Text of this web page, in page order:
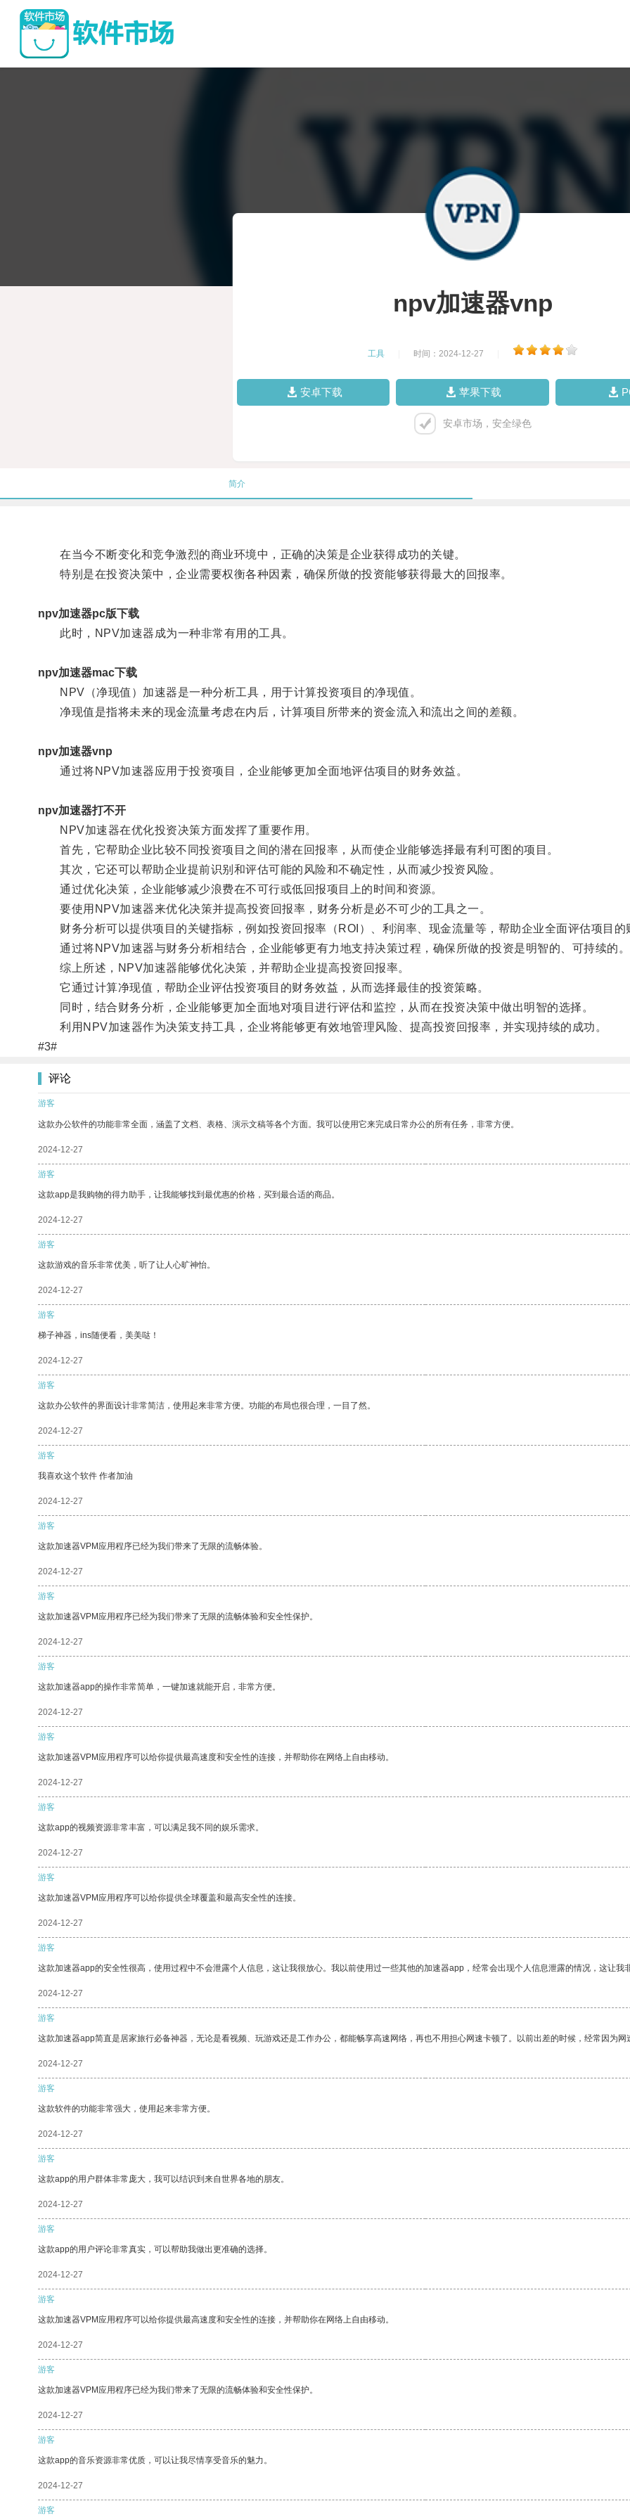
npv加速器vnp
工具 时间：2024-12-27
安卓下载 苹果下载
安卓市场，安全绿色
简介
在当今不断变化和竞争激烈的商业环境中，正确的决策是企业获得成功的关键。
特别是在投资决策中，企业需要权衡各种因素，确保所做的投资能够获得最大的回报率。
npv加速器pc版下载
此时，NPV加速器成为一种非常有用的工具。
npv加速器mac下载
NPV（净现值）加速器是一种分析工具，用于计算投资项目的净现值。
净现值是指将未来的现金流量考虑在内后，计算项目所带来的资金流入和流出之间的差额。
npv加速器vnp
通过将NPV加速器应用于投资项目，企业能够更加全面地评估项目的财务效益。
npv加速器打不开
NPV加速器在优化投资决策方面发挥了重要作用。
首先，它帮助企业比较不同投资项目之间的潜在回报率，从而使企业能够选择最有利可图的项目。
其次，它还可以帮助企业提前识别和评估可能的风险和不确定性，从而减少投资风险。
通过优化决策，企业能够减少浪费在不可行或低回报项目上的时间和资源。
要使用NPV加速器来优化决策并提高投资回报率，财务分析是必不可少的工具之一。
财务分析可以提供项目的关键指标，例如投资回报率（ROI）、利润率、现金流量等，帮助企业全面评估项目的
通过将NPV加速器与财务分析相结合，企业能够更有力地支持决策过程，确保所做的投资是明智的、可持续的。
综上所述，NPV加速器能够优化决策，并帮助企业提高投资回报率。
它通过计算净现值，帮助企业评估投资项目的财务效益，从而选择最佳的投资策略。
同时，结合财务分析，企业能够更加全面地对项目进行评估和监控，从而在投资决策中做出明智的选择。
利用NPV加速器作为决策支持工具，企业将能够更有效地管理风险、提高投资回报率，并实现持续的成功。
#3#
评论
游客
这款办公软件的功能非常全面，涵盖了文档、表格、演示文稿等各个方面。我可以使用它来完成日常办公的所有任务，非常方便。
2024-12-27
游客
这款app是我购物的得力助手，让我能够找到最优惠的价格，买到最合适的商品。
2024-12-27
游客
这款游戏的音乐非常优美，听了让人心旷神怡。
2024-12-27
游客
梯子神器，ins随便看，美美哒！
2024-12-27
游客
这款办公软件的界面设计非常简洁，使用起来非常方便。功能的布局也很合理，一目了然。
2024-12-27
游客
我喜欢这个软件 作者加油
2024-12-27
游客
这款加速器VPM应用程序已经为我们带来了无限的流畅体验。
2024-12-27
游客
这款加速器VPM应用程序已经为我们带来了无限的流畅体验和安全性保护。
2024-12-27
游客
这款加速器app的操作非常简单，一键加速就能开启，非常方便。
2024-12-27
游客
这款加速器VPM应用程序可以给你提供最高速度和安全性的连接，并帮助你在网络上自由移动。
2024-12-27
游客
这款app的视频资源非常丰富，可以满足我不同的娱乐需求。
2024-12-27
游客
这款加速器VPM应用程序可以给你提供全球覆盖和最高安全性的连接。
2024-12-27
游客
这款加速器app的安全性很高，使用过程中不会泄露个人信息，这让我很放心。我以前使用过一些其他的加速器app，经常会出现个人信息泄露的情况，这让我
2024-12-27
游客
这款加速器app简直是居家旅行必备神器，无论是看视频、玩游戏还是工作办公，都能畅享高速网络，再也不用担心网速卡顿了。以前出差的时候，经常因为
2024-12-27
游客
这款软件的功能非常强大，使用起来非常方便。
2024-12-27
游客
这款app的用户群体非常庞大，我可以结识到来自世界各地的朋友。
2024-12-27
游客
这款app的用户评论非常真实，可以帮助我做出更准确的选择。
2024-12-27
游客
这款加速器VPM应用程序可以给你提供最高速度和安全性的连接，并帮助你在网络上自由移动。
2024-12-27
游客
这款加速器VPM应用程序已经为我们带来了无限的流畅体验和安全性保护。
2024-12-27
游客
这款app的音乐资源非常优质，可以让我尽情享受音乐的魅力。
2024-12-27
游客